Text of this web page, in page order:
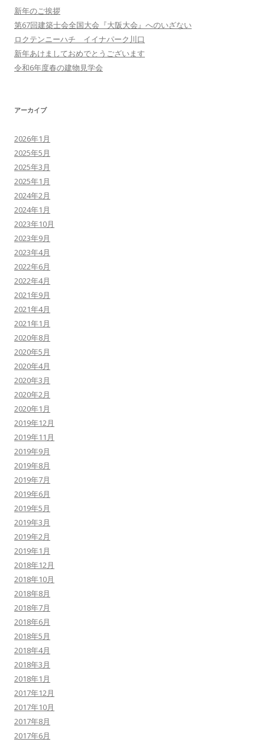
新年のご挨拶
第67回建築士会全国大会『大阪大会』へのいざない
ロクテンニーハチ イイナパーク川口
新年あけましておめでとうございます
令和6年度春の建物見学会
アーカイブ
2026年1月
2025年5月
2025年3月
2025年1月
2024年2月
2024年1月
2023年10月
2023年9月
2023年4月
2022年6月
2022年4月
2021年9月
2021年4月
2021年1月
2020年8月
2020年5月
2020年4月
2020年3月
2020年2月
2020年1月
2019年12月
2019年11月
2019年9月
2019年8月
2019年7月
2019年6月
2019年5月
2019年3月
2019年2月
2019年1月
2018年12月
2018年10月
2018年8月
2018年7月
2018年6月
2018年5月
2018年4月
2018年3月
2018年1月
2017年12月
2017年10月
2017年8月
2017年6月